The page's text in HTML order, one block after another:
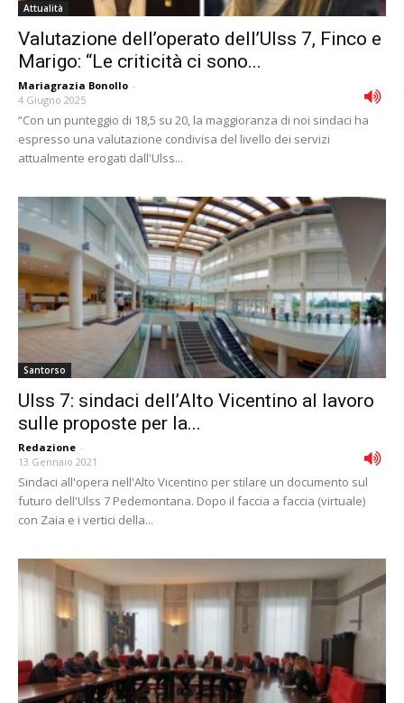
Attualità
Valutazione dell’operato dell’Ulss 7, Finco e
Marigo: “Le criticità ci sono...
Mariagrazia Bonollo -
4 Giugno 2025
“Con un punteggio di 18,5 su 20, la maggioranza di noi sindaci ha
espresso una valutazione condivisa del livello dei servizi
attualmente erogati dall'Ulss...
Santorso
Ulss 7: sindaci dell’Alto Vicentino al lavoro
sulle proposte per la...
Redazione -
13 Gennaio 2021
Sindaci all'opera nell'Alto Vicentino per stilare un documento sul
futuro dell'Ulss 7 Pedemontana. Dopo il faccia a faccia (virtuale)
con Zaia e i vertici della...